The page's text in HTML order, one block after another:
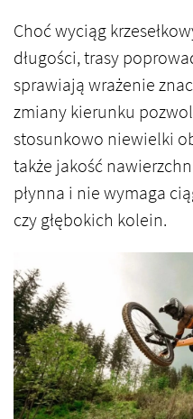
Choć wyciąg
długości, trasy
sprawiają wrażenie
zmiany kierunku
stosunkowo niewielki
także jakość
płynna i nie wymaga
czy głębokich kolein.